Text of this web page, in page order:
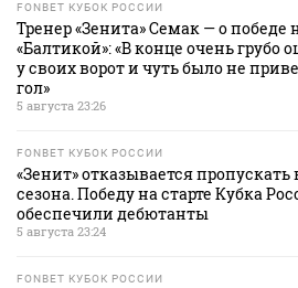
FONBET КУБОК РОССИИ
Тренер «Зенита» Семак — о победе
«Балтикой»: «В конце очень грубо
у своих ворот и чуть было не
гол»
5 августа 23:26
FONBET КУБОК РОССИИ
«Зенит» отказывается пропускать
сезона. Победу на старте Кубка
обеспечили дебютанты
5 августа 23:24
FONBET КУБОК РОССИИ